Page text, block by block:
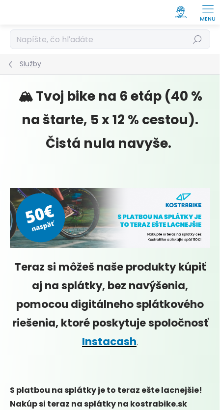
Hľadať
Služby
🏔️ Tvoj bike na 6 etáp (40 %
na štarte, 5 x 12 % cestou).
Čistá nula navyše.
Teraz si môžeš naše produkty kúpiť
aj na splátky, bez navýšenia,
pomocou digitálneho splátkového
riešenia, ktoré poskytuje spoločnosť
Instacash.
S platbou na splátky je to teraz ešte lacnejšie!
Nakúp si teraz na splátky na kostrabike.sk